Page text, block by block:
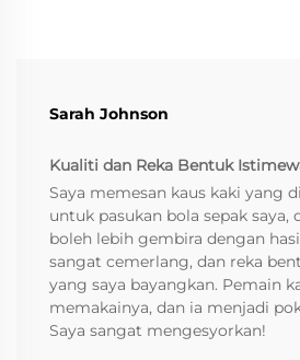
Sarah Johnson
Kualiti dan Reka Bentuk
Saya memesan kaus kaki yang
untuk pasukan bola sepak saya,
boleh lebih gembira dengan
sangat cemerlang, dan reka
yang saya bayangkan. Pemain
memakainya, dan ia menjadi
Saya sangat mengesyorkan!